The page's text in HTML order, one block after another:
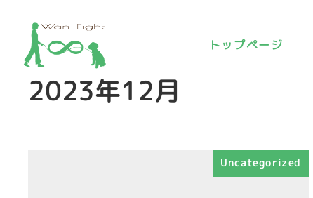
トップページ
2023年12月
Uncategorized